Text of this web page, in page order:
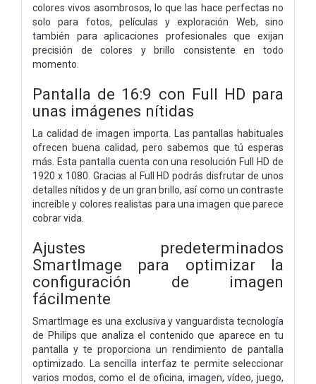
colores vivos asombrosos, lo que las hace perfectas no
solo para fotos, películas y exploración Web, sino
también para aplicaciones profesionales que exijan
precisión de colores y brillo consistente en todo
momento.
Pantalla de 16:9 con Full HD para
unas imágenes nítidas
La calidad de imagen importa. Las pantallas habituales
ofrecen buena calidad, pero sabemos que tú esperas
más. Esta pantalla cuenta con una resolución Full HD de
1920 x 1080. Gracias al Full HD podrás disfrutar de unos
detalles nítidos y de un gran brillo, así como un contraste
increíble y colores realistas para una imagen que parece
cobrar vida.
Ajustes predeterminados
SmartImage para optimizar la
configuración de imagen
fácilmente
SmartImage es una exclusiva y vanguardista tecnología
de Philips que analiza el contenido que aparece en tu
pantalla y te proporciona un rendimiento de pantalla
optimizado. La sencilla interfaz te permite seleccionar
varios modos, como el de oficina, imagen, vídeo, juego,